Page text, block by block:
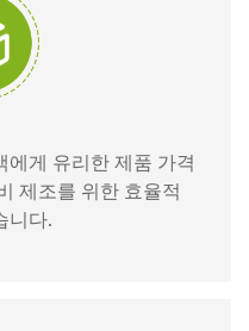
게 유리한 제품 가격
제조를 위한 효율적
니다.